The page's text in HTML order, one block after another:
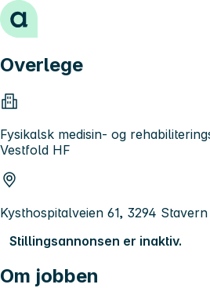
Hopp til innhold
Overlege
Fysikalsk medisin- og
Vestfold HF
Kysthospitalveien 61, 3294 Stavern
Stillingsannonsen er inaktiv.
Om jobben